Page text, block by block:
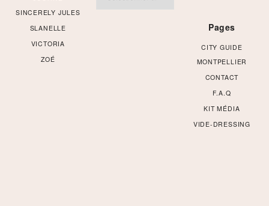
SINCERELY JULES
SLANELLE
VICTORIA
ZOÉ
Pages
CITY GUIDE
MONTPELLIER
CONTACT
F.A.Q
KIT MÉDIA
VIDE-DRESSING